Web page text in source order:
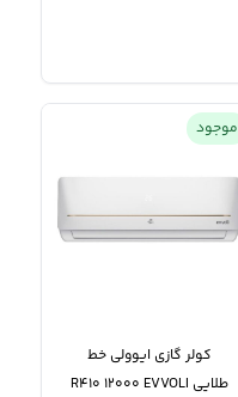
موجود
کولر گازی ایوولی خط
طلایی R410 12000 EVVOLI